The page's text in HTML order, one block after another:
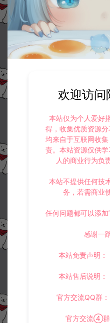
欢迎访问
本站仅为个人爱好
得，收集优质资源
均来自于互联网收
责。本站资源仅供
人的商业行为负
本站不提供任何技
务，若需商业
任何问题都可以添加
感谢一
本站免责声明：
本站售后说明：
官方交流QQ群
官方交流④